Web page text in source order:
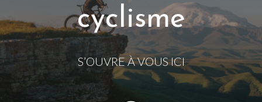
cyclisme
S’OUVRE À VOUS ICI